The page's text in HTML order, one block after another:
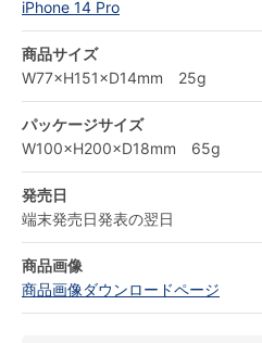
iPhone 14 Pro
商品サイズ
W77×H151×D14mm 25g
パッケージサイズ
W100×H200×D18mm 65g
発売日
端末発売日発表の翌日
商品画像
商品画像ダウンロードページ